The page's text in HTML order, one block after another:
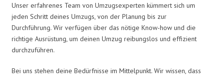
Unser erfahrenes Team von Umzugsexperten kümmert sich um
jeden Schritt deines Umzugs, von der Planung bis zur
Durchführung. Wir verfügen über das nötige Know-how und die
richtige Ausrüstung, um deinen Umzug reibungslos und effizient
durchzuführen.
Bei uns stehen deine Bedürfnisse im Mittelpunkt. Wir wissen, dass